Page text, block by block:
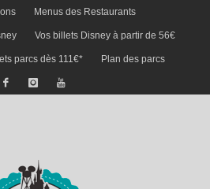
Menus des Restaurants
Vos billets Disney à partir de 56€
parcs dès 111€* Plan des parcs